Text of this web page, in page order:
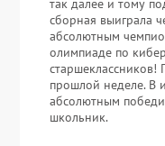
так далее и тому
сборная выиграла
абсолютным
олимпиаде по
старшеклассников!
прошлой неделе. В
абсолютным
школьник.